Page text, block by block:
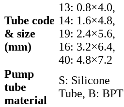
Tube code
& size
(mm)
13: 0.8×4.0,
14: 1.6×4.8,
19: 2.4×5.6,
16: 3.2×6.4,
40: 4.8×7.2
Pump
tube
material
S: Silicone
Tube, B: BPT